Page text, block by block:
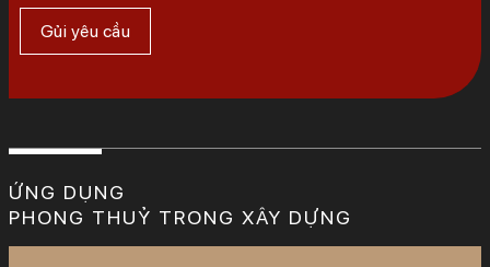
ỨNG DỤNG
PHONG THUỶ TRONG XÂY DỰNG